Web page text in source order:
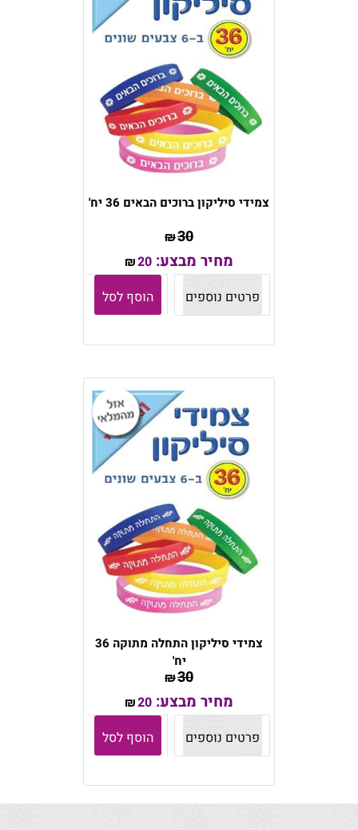
צמידי סיליקון ברוכים הבאים 36 יח'
₪30
מחיר מבצע: ₪20
פרטים נוספים
הוסף לסל
צמידי סיליקון התחלה מתוקה 36
יח'
₪30
מחיר מבצע: ₪20
פרטים נוספים
הוסף לסל